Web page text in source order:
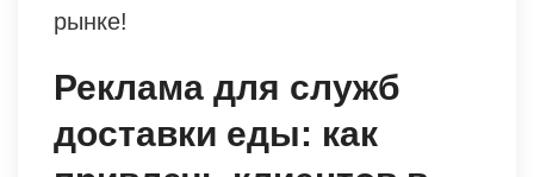
рынке!
Реклама для служб
доставки еды: как